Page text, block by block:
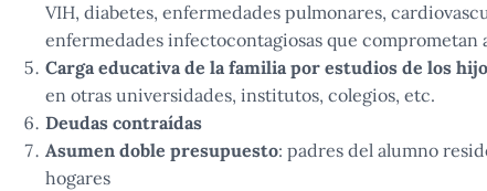
VIH, diabetes, enfermedades pulmonares,
enfermedades infectocontagiosas que comprometan
Carga educativa de la familia por estudios de los
en otras universidades, institutos, colegios, etc.
Deudas contraídas
Asumen doble presupuesto: padres del alumno
hogares